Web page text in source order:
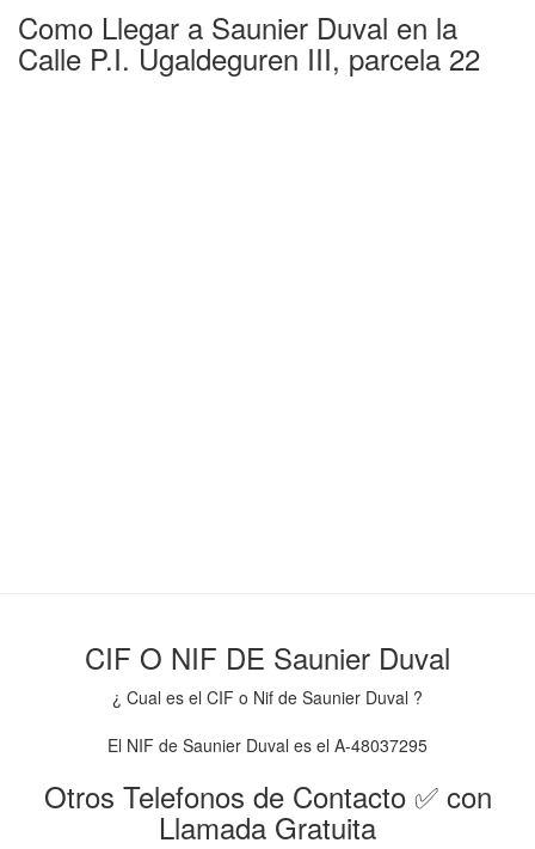
Como Llegar a Saunier Duval en la
Calle P.I. Ugaldeguren III, parcela 22
CIF O NIF DE Saunier Duval
¿ Cual es el CIF o Nif de Saunier Duval ?
El NIF de Saunier Duval es el A-48037295
Otros Telefonos de Contacto ✅ con
Llamada Gratuita